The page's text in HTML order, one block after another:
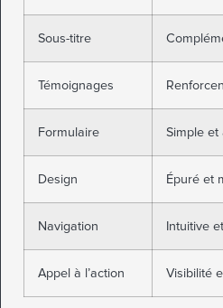
Sous-titre
Témoignages
Formulaire Simple et
Design Épuré et
Navigation Intuitive
Appel à l’action Visibilité